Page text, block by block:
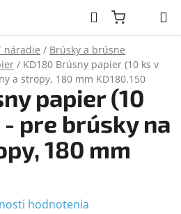
Hľadať
náradie / Brúsky a brúsne
/ KD180 Brúsny papier (10 ks v
a stropy, 180 mm KD180.150
papier (10
pre brúsky na
180 mm
hodnotenia